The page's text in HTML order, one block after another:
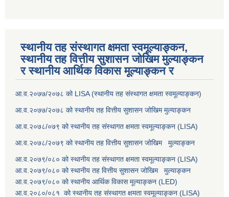
स्थानीय तह संस्थागत क्षमता स्वमूल्याङ्कन,
स्थानीय तह वित्तीय सुशासन जोखिम मुल्याङ्कन
र स्थानीय आर्थिक विकास मूल्याङ्कन र
आ.व.२०७७/२०७८ को LISA (स्थानीय तह संस्थागत क्षमता स्वमूल्याङ्कन)
आ.व.२०७७/२०७८ को स्थानीय तह वित्तीय सुशासन जोखिम मुल्याङ्कन
आ.व.२०७८/०७९ को स्थानीय तह संस्थागत क्षमता स्वमूल्याङ्कन (LISA)
आ.व.२०७८/२०७९ को स्थानीय तह वित्तीय सुशासन जोखिम मुल्याङ्कन
आ.व.२०७९/०८० को स्थानीय तह संस्थागत क्षमता स्वमूल्याङ्कन (LISA)
आ.व.२०७९/०८० को स्थानीय तह वित्तीय सुशासन जोखिम मुल्याङ्कन
आ.व.२०७९/०८० को स्थानीय आर्थिक विकास मूल्याङ्कन (LED)
आ.व.२०८०/०८१ को स्थानीय तह संस्थागत क्षमता स्वमूल्याङ्कन (LISA)